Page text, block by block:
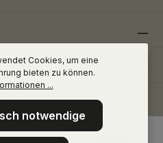
Cookies, um eine
bieten zu können.
...
notwendige